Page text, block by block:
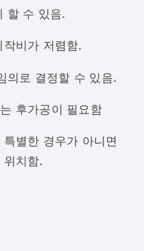
할 수 있음.
비가 저렴함.
의로 결정할 수 있음.
후가공이 필요함
별한 경우가 아니면
치함.